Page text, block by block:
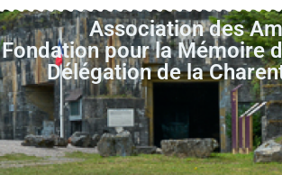
Association des
Fondation pour la Mémoire
Délégation de la